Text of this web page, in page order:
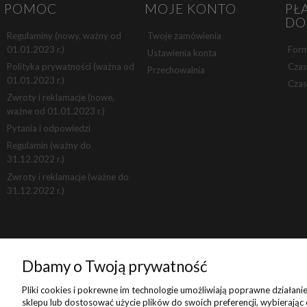
POMOC
Regulaminy (nowy, ważny od
01.01.2023 r.)
Polityka prywatności (ważna od
01.01.2023 r.)
Zwroty i reklamacje (nowe,
ważne od 01.01.2023 r.)
Pytania i odpowiedzi
Regulamin (ważny do
31.12.2022 r.)
Zwroty i reklamacje (ważne do
31.12.2022 r.)
MOJE KONTO
Twoje zamówienia
Ustawienia konta
Przechowalnia
Dbamy o Twoją prywatność
Pliki cookies i pokrewne im technologie umożliwiają poprawne
sklepu lub dostosować użycie plików do swoich preferencji,